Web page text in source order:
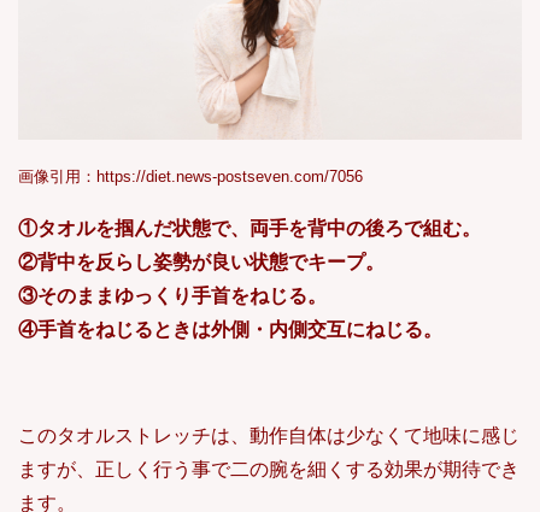
画像引用：https://diet.news-postseven.com/7056
①タオルを掴んだ状態で、両手を背中の後ろで組む。
②背中を反らし姿勢が良い状態でキープ。
③そのままゆっくり手首をねじる。
④手首をねじるときは外側・内側交互にねじる。
このタオルストレッチは、動作自体は少なくて地味に感じ
ますが、正しく行う事で二の腕を細くする効果が期待でき
ます。